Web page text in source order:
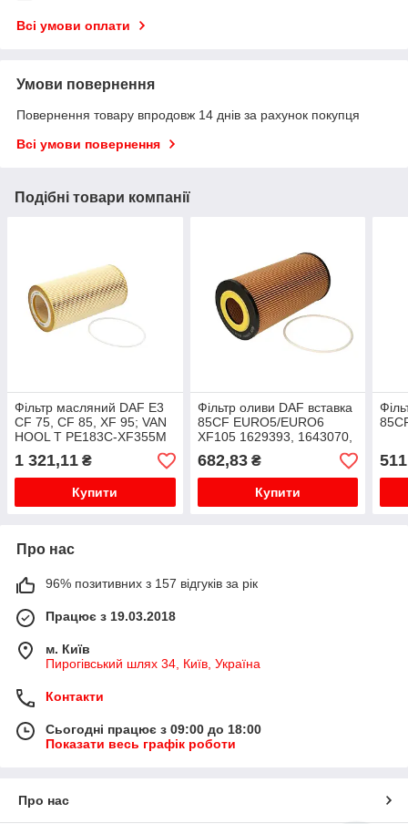
Всі умови оплати
Умови повернення
Повернення товару впродовж 14 днів за рахунок покупця
Всі умови повернення
Подібні товари компанії
Фільтр масляний DAF E3
CF 75, CF 85, XF 95; VAN
HOOL T PE183C-XF355M
01.01-
1 321,11 ₴
Купити
Фільтр оливи DAF вставка
85CF EURO5/EURO6
XF105 1629393, 1643070,
1948921
682,83₴
Купити
Про нас
96% позитивних з 157 відгуків за рік
Працює з 19.03.2018
м. Київ
Пирогівський шлях 34, Київ, Україна
Контакти
Сьогодні працює з 09:00 до 18:00
Показати весь графік роботи
Про нас